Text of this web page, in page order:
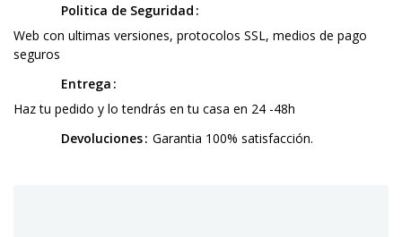
Politica de Seguridad
Web con ultimas versiones, protocolos SSL, medios de pago
seguros
Entrega
Haz tu pedido y lo tendrás en tu casa en 24 -48h
Devoluciones Garantia 100% satisfacción.